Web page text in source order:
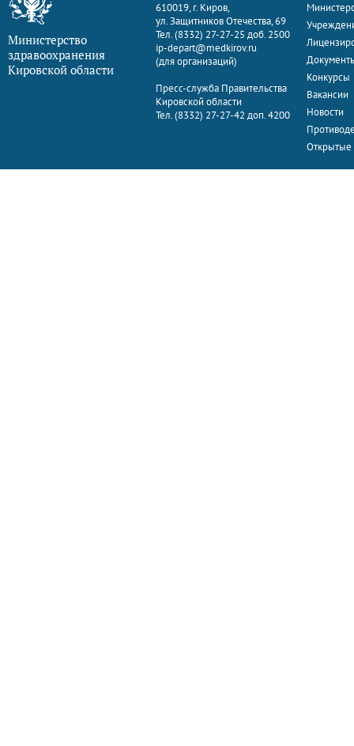
Министерство
здравоохранения
Кировской области
610019, г. Киров,
ул. Защитников Отечества, 69
Тел. (8332) 27-27-25 доб. 2500
ip-depart@medkirov.ru
(для организаций)
Пресс-служба Правительства
Кировской области
Тел. (8332) 27-27-42 доп. 4200
Конкурсы
Вакансии
Новости